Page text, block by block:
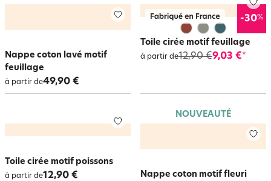
Nappe coton lavé motif
feuillage
à partir de49,90 €
-30%
Toile cirée motif feuillage
à partir de12,90 €9,03 €*
Toile cirée motif poissons
à partir de12,90 €
NOUVEAUTÉ
Nappe coton motif fleuri